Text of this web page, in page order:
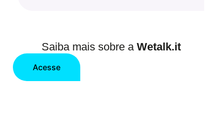
Saiba mais sobre a Wetalk.it
Acesse